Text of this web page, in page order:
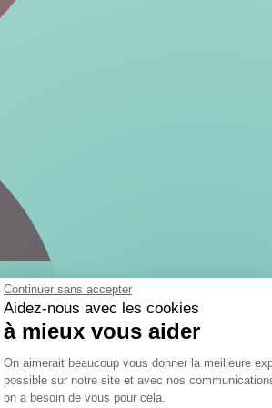
Continuer sans accepter
Aidez-nous avec les cookies
à mieux vous aider
Plateforme de Gestion
On aimerait beaucoup vous donner la meilleure
possible sur notre site et avec nos
on a besoin de vous pour cela.